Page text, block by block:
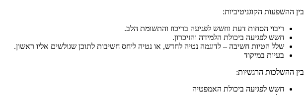
בין ההשפעות הקוגניטיביות:
ריבוי הסחות דעת וחשש לפגיעה בריכוז והתשומת הלב.
חשש לפגיעה ביכולת הלמידה והזיכרון.
שלל הטיות חשיבה – לדוגמה נטיה לחדש, או נטיה ליחס חשיבות לתוכן שגולשים אליו ראשון.
בעיות במיקוד
בין ההשלכות הרגשיות:
חשש לפגיעה ביכולת האמפטיה